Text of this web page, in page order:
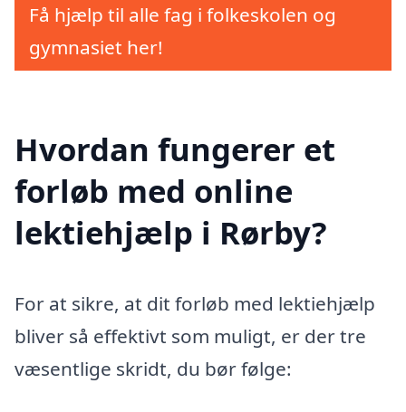
Få hjælp til alle fag i folkeskolen og
gymnasiet her!
Hvordan fungerer et
forløb med online
lektiehjælp i Rørby?
For at sikre, at dit forløb med lektiehjælp
bliver så effektivt som muligt, er der tre
væsentlige skridt, du bør følge: